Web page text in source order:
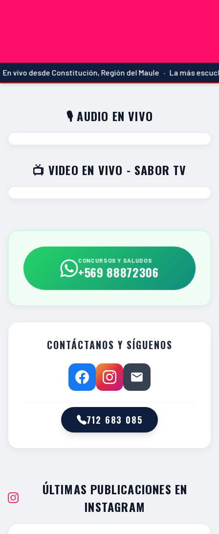
desde Constitución, Región del Maule · La más
🎙️ AUDIO EN VIVO
📺 VIDEO EN VIVO - SABOR TV
CONCURSOS Y SALUDOS
+569 88872306
CONTÁCTANOS Y SÍGUENOS
712 683 085
ÚLTIMAS PUBLICACIONES EN
INSTAGRAM